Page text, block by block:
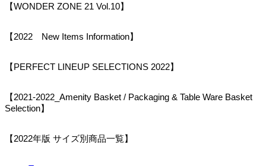
【WONDER ZONE 21 Vol.10】
【2022 New Items Information】
【PERFECT LINEUP SELECTIONS 2022】
【2021-2022_Amenity Basket / Packaging & Table Ware Basket
Selection】
【2022年版 サイズ別商品一覧】